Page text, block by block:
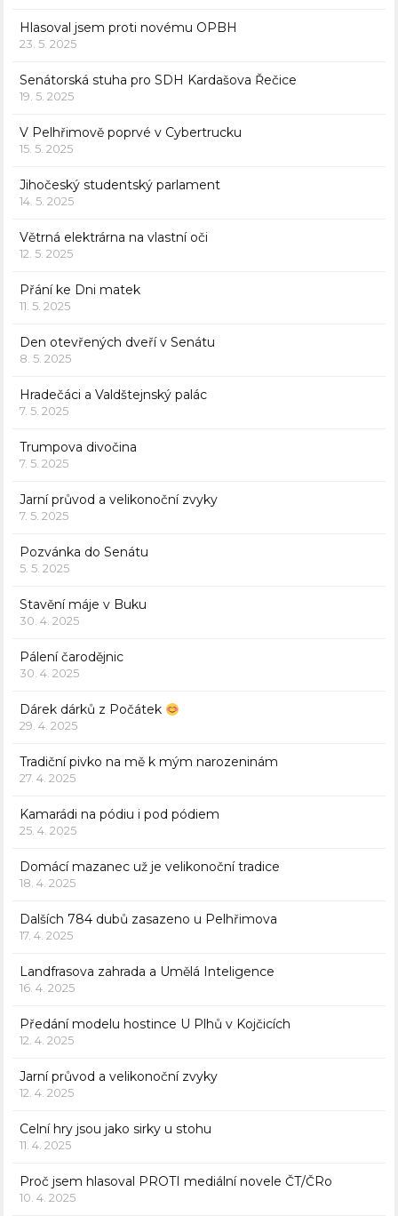
Hlasoval jsem proti novému OPBH
23. 5. 2025
Senátorská stuha pro SDH Kardašova Řečice
19. 5. 2025
V Pelhřimově poprvé v Cybertrucku
15. 5. 2025
Jihočeský studentský parlament
14. 5. 2025
Větrná elektrárna na vlastní oči
12. 5. 2025
Přání ke Dni matek
11. 5. 2025
Den otevřených dveří v Senátu
8. 5. 2025
Hradečáci a Valdštejnský palác
7. 5. 2025
Trumpova divočina
7. 5. 2025
Jarní průvod a velikonoční zvyky
7. 5. 2025
Pozvánka do Senátu
5. 5. 2025
Stavění máje v Buku
30. 4. 2025
Pálení čarodějnic
30. 4. 2025
Dárek dárků z Počátek
29. 4. 2025
Tradiční pivko na mě k mým narozeninám
27. 4. 2025
Kamarádi na pódiu i pod pódiem
25. 4. 2025
Domácí mazanec už je velikonoční tradice
18. 4. 2025
Dalších 784 dubů zasazeno u Pelhřimova
17. 4. 2025
Landfrasova zahrada a Umělá Inteligence
16. 4. 2025
Předání modelu hostince U Plhů v Kojčicích
12. 4. 2025
Jarní průvod a velikonoční zvyky
12. 4. 2025
Celní hry jsou jako sirky u stohu
11. 4. 2025
Proč jsem hlasoval PROTI mediální novele ČT/ČRo
10. 4. 2025